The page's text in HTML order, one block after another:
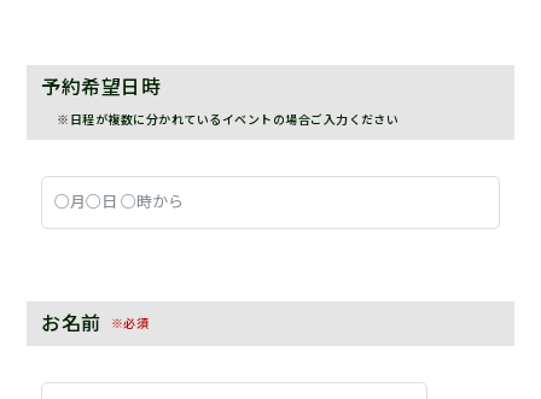
予約希望日時
※日程が複数に分かれているイベントの場合ご入力ください
お名前 ※必須